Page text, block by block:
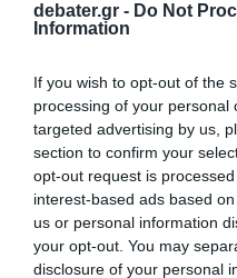
debater.gr - Do Not
Information
If you wish to opt-out of the
processing of your personal
targeted advertising by us,
section to confirm your
opt-out request is
interest-based ads based
us or personal information
your opt-out. You may
disclosure of your personal
Αυτή είναι η
Ποιοι αναλαμβάνουν
Στις 3 Ιουλίου η